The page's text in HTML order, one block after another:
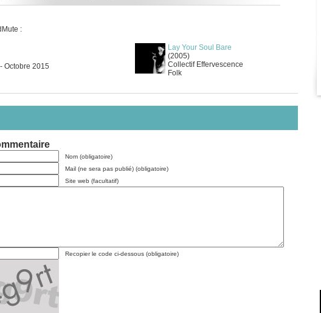
:
Octobre 2015
Lay Your Soul Bare
(2005)
Collectif Effervescence
Folk
Nom (obligatoire)
Mail (ne sera pas publié) (obligatoire)
Site web (facultatif)
Recopier le code ci-dessous (obligatoire)